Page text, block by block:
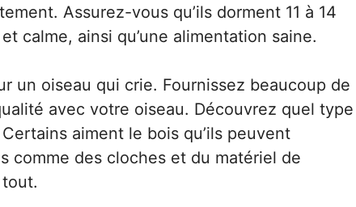
Assurez-vous qu’ils dorment 11 à 14
calme, ainsi qu’une alimentation saine.
un oiseau qui crie. Fournissez beaucoup de
avec votre oiseau. Découvrez quel type
aiment le bois qu’ils peuvent
comme des cloches et du matériel de